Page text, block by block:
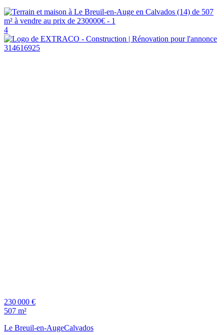
4
230 000 €
507 m²
Le Breuil-en-AugeCalvados